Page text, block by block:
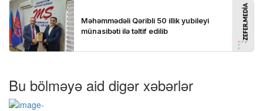
Bu bölməyə aid digər xəbərlər